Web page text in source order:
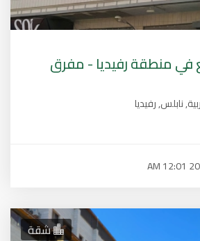
في منطقة رفيديا - مفرق
نابلس, رفيديا
شقة